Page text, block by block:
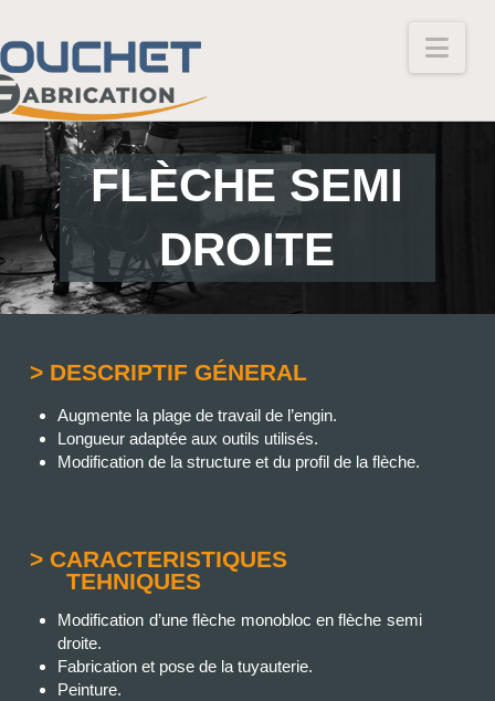
FLÈCHE SEMI
DROITE
> DESCRIPTIF GÉNERAL
Augmente la plage de travail de l’engin.
Longueur adaptée aux outils utilisés.
Modification de la structure et du profil de la flèche.
> CARACTERISTIQUES
TEHNIQUES
Modification d’une flèche monobloc en flèche semi
droite.
Fabrication et pose de la tuyauterie.
Peinture.